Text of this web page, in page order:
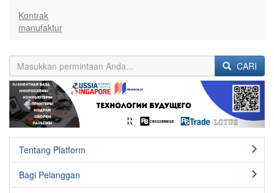
Kontrak
manufaktur
CARI
Previous Next
Tentang Platform
Bagi Pelanggan